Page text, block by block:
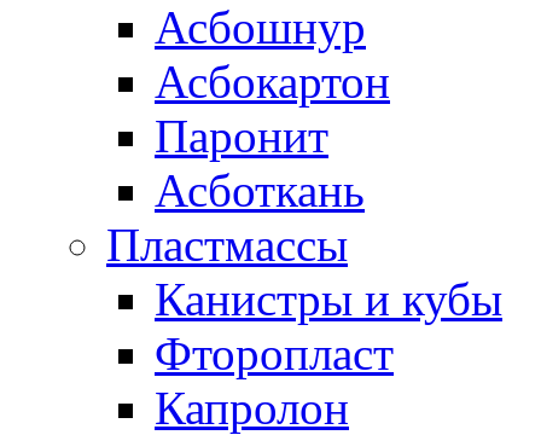
Асбошнур
Асбокартон
Паронит
Асботкань
Пластмассы
Канистры и кубы
Фторопласт
Капролон